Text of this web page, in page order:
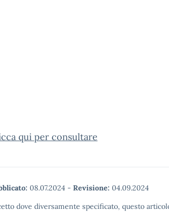
qui per consultare
08.07.2024 - Revisione: 04.09.2024
dove diversamente specificato, questo